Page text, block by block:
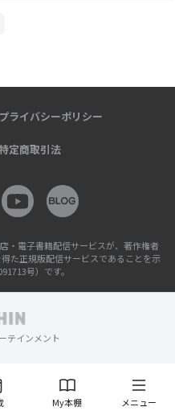
My本棚 メニュー
プライバシーポリシー
定商取引法
・電子書籍配信サービスが、著作権者
た正規版配信サービスであることを示
号）です。
テインメント